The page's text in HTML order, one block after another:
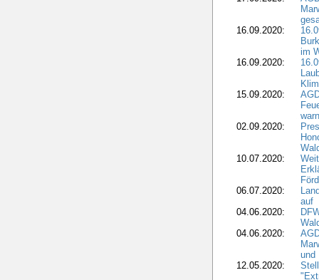
16.09.2020:
im
16.09.2020:
15.09.2020:
02.09.2020:
10.07.2020:
06.07.2020:
auf
04.06.2020:
04.06.2020:
und
12.05.2020: